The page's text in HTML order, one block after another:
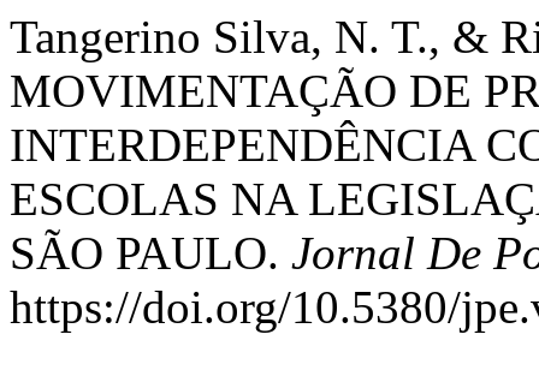
Tangerino Silva, N. T., &
MOVIMENTAÇÃO DE
INTERDEPENDÊNCIA
ESCOLAS NA
SÃO PAULO. Jornal De
https://doi.org/10.5380/